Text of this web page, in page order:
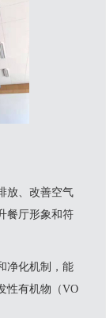
放、改善空气
餐厅形象和符
净化机制，能
性有机物（VO